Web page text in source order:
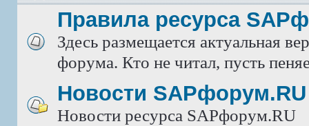
Правила ресурса
Здесь размещается актуальная
форума. Кто не читал, пусть
Новости SAPфорум.RU
Новости ресурса SAPфорум.RU